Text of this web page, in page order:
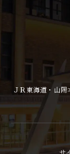
ＪＲ東海道・山